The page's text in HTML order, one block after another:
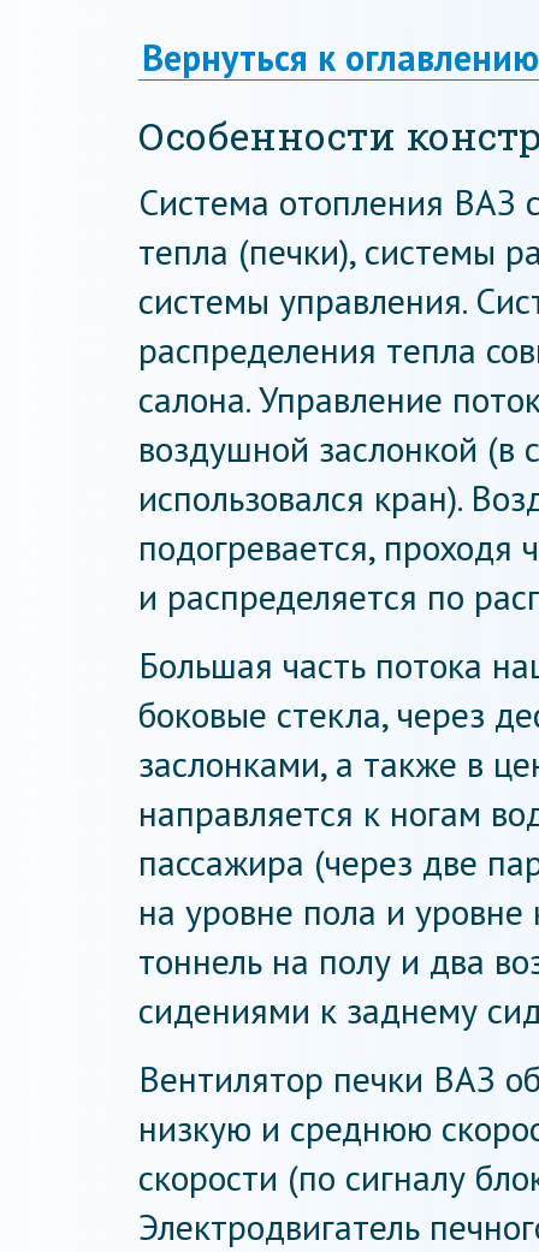
Вернуться к оглавлению
Особенности
Система отопления ВАЗ
тепла (печки), системы
системы управления.
распределения тепла
салона. Управление
воздушной заслонкой (в
использовался кран).
подогревается,
и распределяется по
Большая часть потока
боковые стекла, через
заслонками, а также в
направляется к ногам
пассажира (через две
на уровне пола и уровне
тоннель на полу и два
сидениями к заднему
Вентилятор печки ВАЗ
низкую и среднюю
скорости (по сигналу
Электродвигатель